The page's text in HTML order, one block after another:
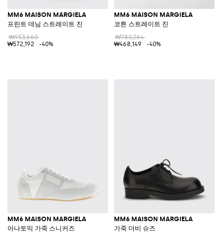
MM6 MAISON MARGIELA
프린트 데님 스트레이트 진
₩953,660
₩572,192
-40%
MM6 MAISON MARGIELA
코튼 스트레이트 진
₩780,264
₩468,149
-40%
MM6 MAISON MARGIELA
아나토믹 가죽 스니커즈
MM6 MAISON MARGIELA
가죽 더비 슈즈